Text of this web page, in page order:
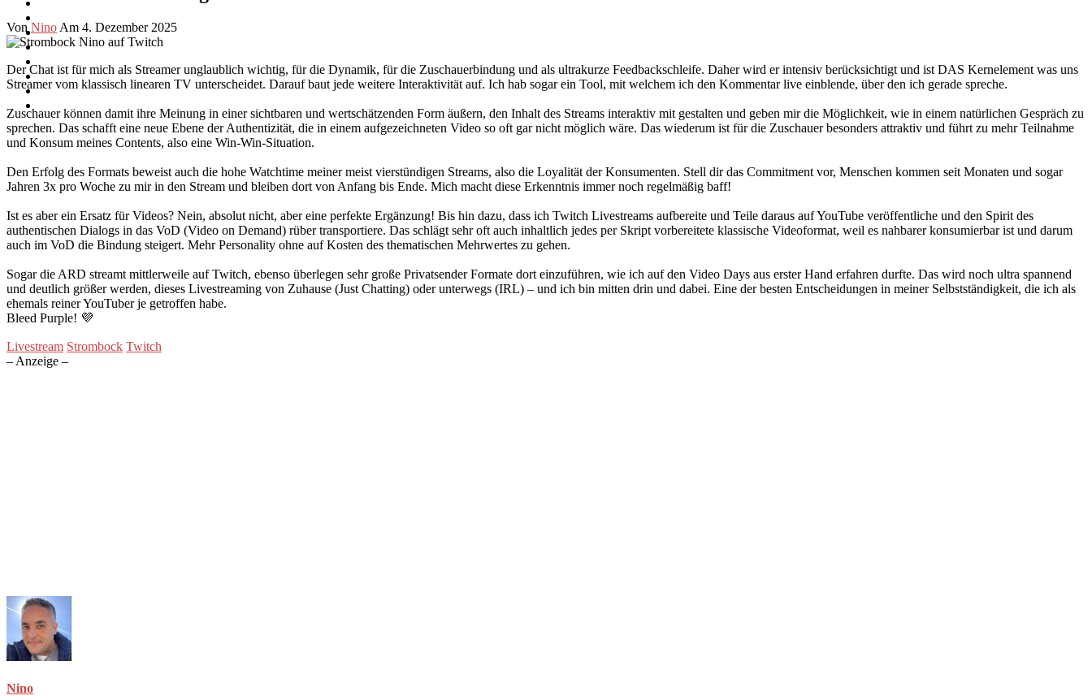
Von Nino Am 4. Dezember 2025
Der Chat ist für mich als Streamer unglaublich wichtig, für die Dynamik, für die Zuschauerbindung und als ultrakurze Feedbackschleife. Daher wird er intensiv berücksichtigt und ist DAS Kernelement was uns
Streamer vom klassisch linearen TV unterscheidet. Darauf baut jede weitere Interaktivität auf. Ich hab sogar ein Tool, mit welchem ich den Kommentar live einblende, über den ich gerade spreche.
Zuschauer können damit ihre Meinung in einer sichtbaren und wertschätzenden Form äußern, den Inhalt des Streams interaktiv mit gestalten und geben mir die Möglichkeit, wie in einem natürlichen Gespräch zu
sprechen. Das schafft eine neue Ebene der Authentizität, die in einem aufgezeichneten Video so oft gar nicht möglich wäre. Das wiederum ist für die Zuschauer besonders attraktiv und führt zu mehr Teilnahme
und Konsum meines Contents, also eine Win-Win-Situation.
Den Erfolg des Formats beweist auch die hohe Watchtime meiner meist vierstündigen Streams, also die Loyalität der Konsumenten. Stell dir das Commitment vor, Menschen kommen seit Monaten und sogar
Jahren 3x pro Woche zu mir in den Stream und bleiben dort von Anfang bis Ende. Mich macht diese Erkenntnis immer noch regelmäßig baff!
Ist es aber ein Ersatz für Videos? Nein, absolut nicht, aber eine perfekte Ergänzung! Bis hin dazu, dass ich Twitch Livestreams aufbereite und Teile daraus auf YouTube veröffentliche und den Spirit des
authentischen Dialogs in das VoD (Video on Demand) rüber transportiere. Das schlägt sehr oft auch inhaltlich jedes per Skript vorbereitete klassische Videoformat, weil es nahbarer konsumierbar ist und darum
auch im VoD die Bindung steigert. Mehr Personality ohne auf Kosten des thematischen Mehrwertes zu gehen.
Sogar die ARD streamt mittlerweile auf Twitch, ebenso überlegen sehr große Privatsender Formate dort einzuführen, wie ich auf den Video Days aus erster Hand erfahren durfte. Das wird noch ultra spannend
und deutlich größer werden, dieses Livestreaming von Zuhause (Just Chatting) oder unterwegs (IRL) – und ich bin mitten drin und dabei. Eine der besten Entscheidungen in meiner Selbstständigkeit, die ich als
ehemals reiner YouTuber je getroffen habe.
Bleed Purple! 💜
Livestream Strombock Twitch
– Anzeige –
Nino